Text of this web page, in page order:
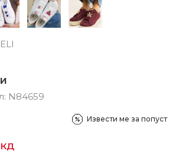
N84659
Извести ме за попуст